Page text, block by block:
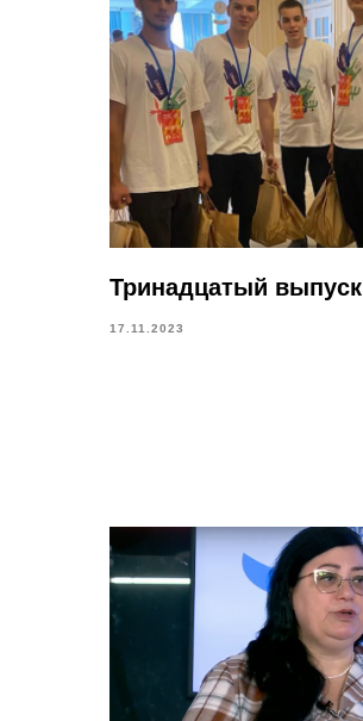
Тринадцатый выпуск
17.11.2023